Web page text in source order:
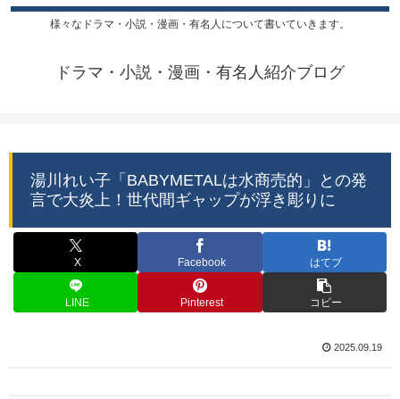
様々なドラマ・小説・漫画・有名人について書いていきます。
ドラマ・小説・漫画・有名人紹介ブログ
湯川れい子「BABYMETALは水商売的」との発
言で大炎上！世代間ギャップが浮き彫りに
X Facebook はてブ
LINE Pinterest コピー
2025.09.19